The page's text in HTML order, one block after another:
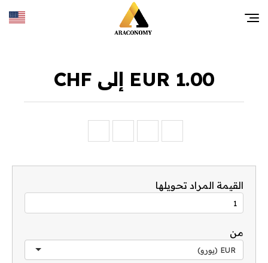
1.00 EUR إلى CHF
القيمة المراد تحويلها
من
EUR (يورو)